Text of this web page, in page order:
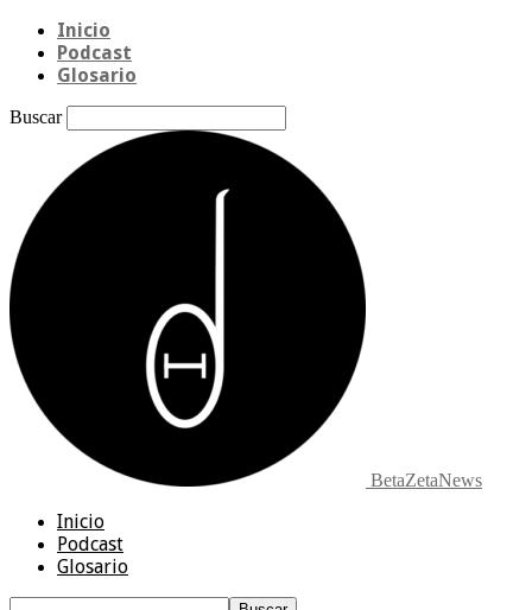
Inicio
Podcast
Glosario
Buscar
BetaZetaNews
Inicio
Podcast
Glosario